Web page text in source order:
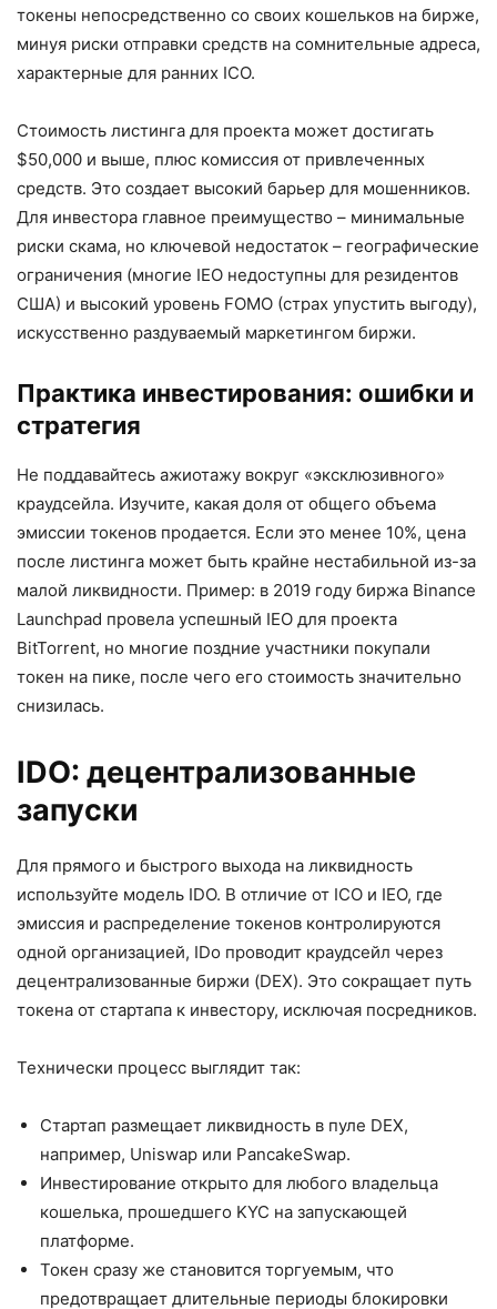
токены непосредственно со своих кошельков на бирже,
минуя риски отправки средств на сомнительные адреса,
характерные для ранних ICO.
Стоимость листинга для проекта может достигать
$50,000 и выше, плюс комиссия от привлеченных
средств. Это создает высокий барьер для мошенников.
Для инвестора главное преимущество – минимальные
риски скама, но ключевой недостаток – географические
ограничения (многие IEO недоступны для резидентов
США) и высокий уровень FOMO (страх упустить выгоду),
искусственно раздуваемый маркетингом биржи.
Практика инвестирования: ошибки и
стратегия
Не поддавайтесь ажиотажу вокруг «эксклюзивного»
краудсейла. Изучите, какая доля от общего объема
эмиссии токенов продается. Если это менее 10%, цена
после листинга может быть крайне нестабильной из-за
малой ликвидности. Пример: в 2019 году биржа Binance
Launchpad провела успешный IEO для проекта
BitTorrent, но многие поздние участники покупали
токен на пике, после чего его стоимость значительно
снизилась.
IDO: децентрализованные
запуски
Для прямого и быстрого выхода на ликвидность
используйте модель IDO. В отличие от ICO и IEO, где
эмиссия и распределение токенов контролируются
одной организацией, IDo проводит краудсейл через
децентрализованные биржи (DEX). Это сокращает путь
токена от стартапа к инвестору, исключая посредников.
Технически процесс выглядит так:
Стартап размещает ликвидность в пуле DEX,
например, Uniswap или PancakeSwap.
Инвестирование открыто для любого владельца
кошелька, прошедшего KYC на запускающей
платформе.
Токен сразу же становится торгуемым, что
предотвращает длительные периоды блокировки